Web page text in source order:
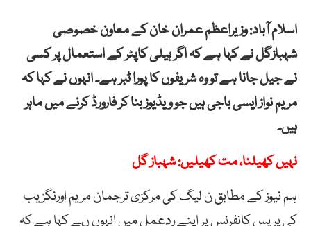
اسلام آباد: وزیراعظم عمران خان کے معاون خصوصی
شہبازگل نے کہا ہے کہ اگر ہیلی کاپٹر کے استعمال پر کسی
نے جیل جانا ہے تو وہ شریفوں کا پورا ٹبر ہے۔ انہوں نے کہا کہ
مریم نواز ایسی باجی ہیں جو ویڈیوز بنا کر فارورڈ کرنے میں ماہر
ہیں۔
نہیں کھیلنا، مت کھیلیں: شہباز گل
ہم نیوز کے مطابق ن لیگ کی مرکزی ترجمان مریم اورنگزیب
کی پریس کانفرنس پر اپنے ردعمل میں انہوں ںے کہا ہے کہ